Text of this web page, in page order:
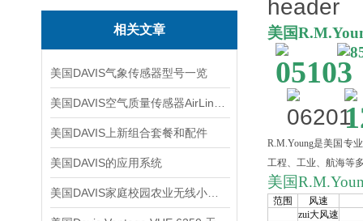
相关文章
美国DAVIS气象传感器型号一览
美国DAVIS上新组合套餐和配件
美国DAVIS的应用系统
美国
R.M.Young是美国专
工程、工业、航海等
美国
范围
风速
zui大风速